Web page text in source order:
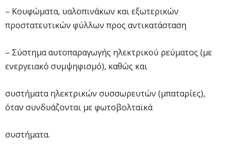
– Κουφώματα, υαλοπινάκων και εξωτερικών
προστατευτικών φύλλων προς αντικατάσταση
– Σύστημα αυτοπαραγωγής ηλεκτρικού ρεύματος (με
ενεργειακό συμψηφισμό), καθώς και
συστήματα ηλεκτρικών συσσωρευτών (μπαταρίες),
όταν συνδυάζονται με φωτοβολταϊκά
συστήματα.